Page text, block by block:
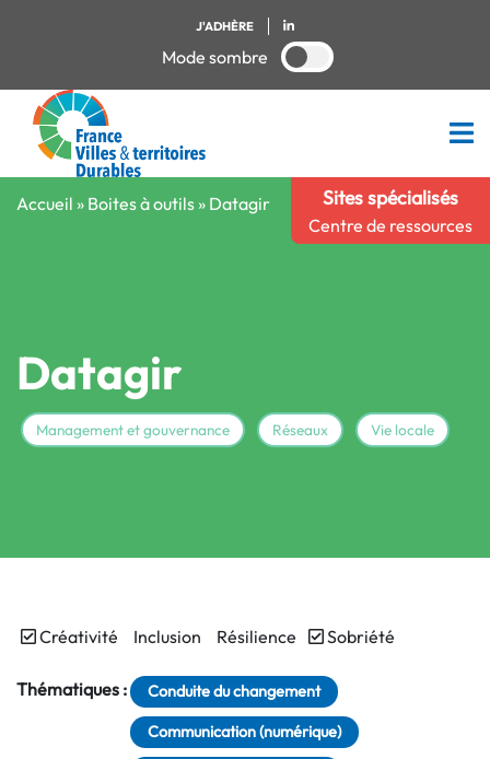
J'ADHÈRE
Mode sombre
Sites spécialisés
Centre de ressources
Accueil » Boites à outils » Datagir
Datagir
Management et gouvernance Réseaux Vie locale
Créativité Inclusion Résilience Sobriété
Thématiques : Conduite du changement
Communication (numérique)